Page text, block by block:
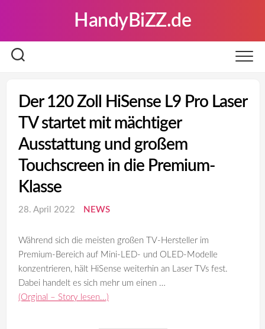
HandyBiZZ.de
Der 120 Zoll HiSense L9 Pro Laser
TV startet mit mächtiger
Ausstattung und großem
Touchscreen in die Premium-
Klasse
28. April 2022 NEWS
Während sich die meisten großen TV-Hersteller im
Premium-Bereich auf Mini-LED- und OLED-Modelle
konzentrieren, hält HiSense weiterhin an Laser TVs fest.
Dabei handelt es sich mehr um einen …
(Orginal – Story lesen…)